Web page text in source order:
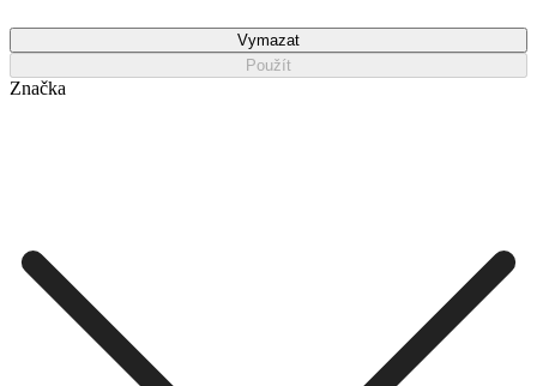
Vymazat
Použít
Značka